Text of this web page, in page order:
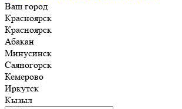
Ваш город
Красноярск
Красноярск
Абакан
Минусинск
Саяногорск
Кемерово
Иркутск
Кызыл